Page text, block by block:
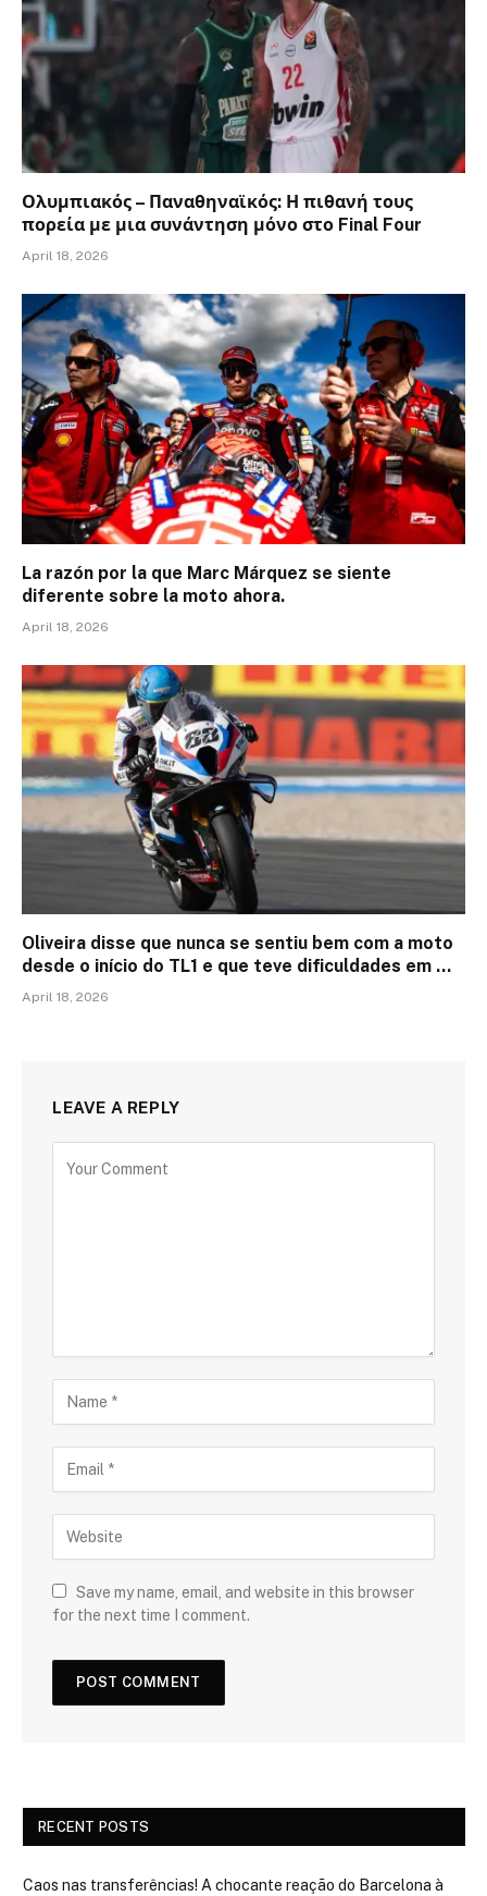
Ολυμπιακός – Παναθηναϊκός: Η πιθανή τους
πορεία με μια συνάντηση μόνο στο Final Four
April 18, 2026
La razón por la que Marc Márquez se siente
diferente sobre la moto ahora.
April 18, 2026
Oliveira disse que nunca se sentiu bem com a moto
desde o início do TL1 e que teve dificuldades em …
April 18, 2026
LEAVE A REPLY
Save my name, email, and website in this browser
for the next time I comment.
RECENT POSTS
Caos nas transferências! A chocante reação do Barcelona à